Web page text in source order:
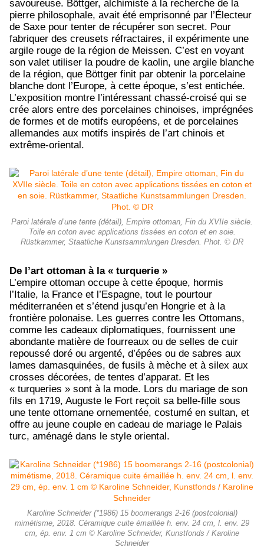
savoureuse. Böttger, alchimiste à la recherche de la
pierre philosophale, avait été emprisonné par l’Électeur
de Saxe pour tenter de récupérer son secret. Pour
fabriquer des creusets réfractaires, il expérimente une
argile rouge de la région de Meissen. C’est en voyant
son valet utiliser la poudre de kaolin, une argile blanche
de la région, que Böttger finit par obtenir la porcelaine
blanche dont l’Europe, à cette époque, s’est entichée.
L’exposition montre l’intéressant chassé-croisé qui se
crée alors entre des porcelaines chinoises, imprégnées
de formes et de motifs européens, et de porcelaines
allemandes aux motifs inspirés de l’art chinois et
extrême-oriental.
Paroi latérale d’une tente (détail), Empire ottoman, Fin du XVIIe siècle.
Toile en coton avec applications tissées en coton et en soie.
Rüstkammer, Staatliche Kunstsammlungen Dresden. Phot. © DR
De l’art ottoman à la « turquerie »
L’empire ottoman occupe à cette époque, hormis
l’Italie, la France et l’Espagne, tout le pourtour
méditerranéen et s’étend jusqu’en Hongrie et à la
frontière polonaise. Les guerres contre les Ottomans,
comme les cadeaux diplomatiques, fournissent une
abondante matière de fourreaux ou de selles de cuir
repoussé doré ou argenté, d’épées ou de sabres aux
lames damasquinées, de fusils à mèche et à silex aux
crosses décorées, de tentes d’apparat. Et les
« turqueries » sont à la mode. Lors du mariage de son
fils en 1719, Auguste le Fort reçoit sa belle-fille sous
une tente ottomane ornementée, costumé en sultan, et
offre au jeune couple en cadeau de mariage le Palais
turc, aménagé dans le style oriental.
Karoline Schneider (*1986) 15 boomerangs 2-16 (postcolonial)
mimétisme, 2018. Céramique cuite émaillée h. env. 24 cm, l. env. 29
cm, ép. env. 1 cm © Karoline Schneider, Kunstfonds / Karoline
Schneider